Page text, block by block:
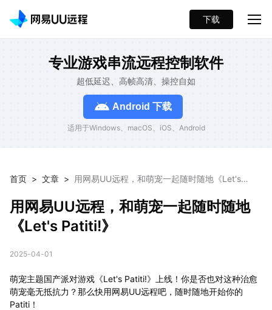
下载
专业游戏串流远程控制软件
超低延迟、高帧高清、操控自如
Android 下载
适用于Windows、macOS、iOS、Android
首页 > 文章 >
用网易UU远程，和萌宠一起随时随地《Let's
用网易UU远程，和萌宠一起随时随地
《Let's Patiti!》
2025-04-01
萌宠主题国产派对游戏《Let's Patiti!》上线！你是否也对这种治愈
萌宠毫无抵抗力？那么快用网易UU远程吧，随时随地开始你的
Patiti！